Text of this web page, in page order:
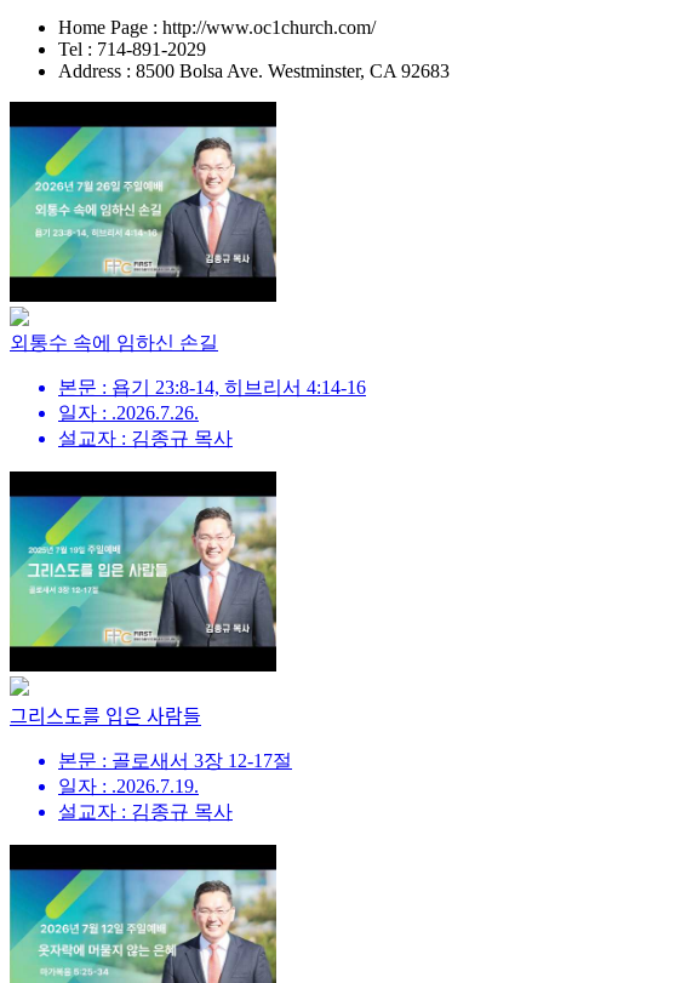
Home Page : http://www.oc1church.com/
Tel : 714-891-2029
Address : 8500 Bolsa Ave. Westminster, CA 92683
외통수 속에 임하신 손길
본문 : 욥기 23:8-14, 히브리서 4:14-16
일자 : .2026.7.26.
설교자 : 김종규 목사
그리스도를 입은 사람들
본문 : 골로새서 3장 12-17절
일자 : .2026.7.19.
설교자 : 김종규 목사